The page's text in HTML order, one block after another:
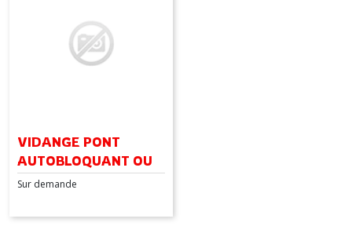
VIDANGE PONT
AUTOBLOQUANT OU
DIFFÉRENTIEL À
Sur demande